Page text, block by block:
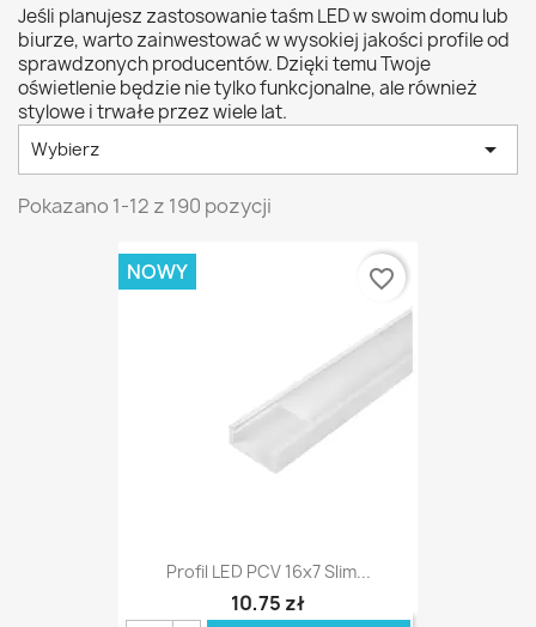
Jeśli planujesz zastosowanie taśm LED w swoim domu lub
biurze, warto zainwestować w wysokiej jakości profile od
sprawdzonych producentów. Dzięki temu Twoje
oświetlenie będzie nie tylko funkcjonalne, ale również
stylowe i trwałe przez wiele lat.
Wybierz 
Pokazano 1-12 z 190 pozycji
Profil LED PCV 16x7 Slim...
10,75 zł
NOWY favorite_border